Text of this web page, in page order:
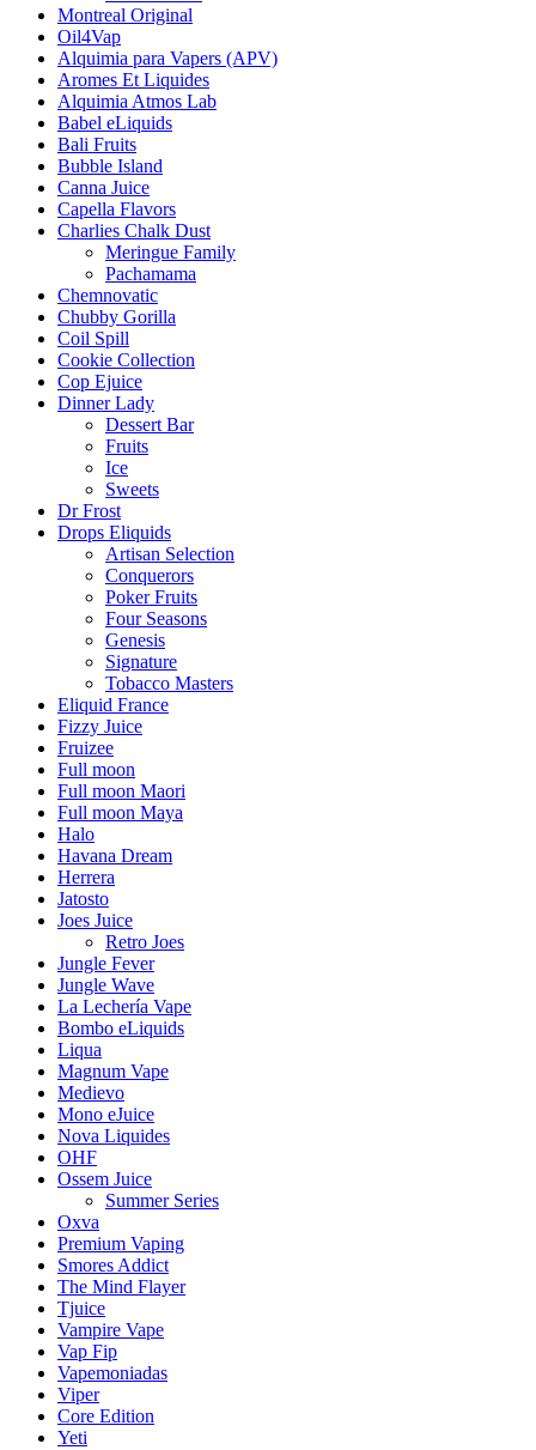
Montreal Original
Oil4Vap
Alquimia para Vapers (APV)
Aromes Et Liquides
Alquimia Atmos Lab
Babel eLiquids
Bali Fruits
Bubble Island
Canna Juice
Capella Flavors
Charlies Chalk Dust
Meringue Family
Pachamama
Chemnovatic
Chubby Gorilla
Coil Spill
Cookie Collection
Cop Ejuice
Dinner Lady
Dessert Bar
Fruits
Ice
Sweets
Dr Frost
Drops Eliquids
Artisan Selection
Conquerors
Poker Fruits
Four Seasons
Genesis
Signature
Tobacco Masters
Eliquid France
Fizzy Juice
Fruizee
Full moon
Full moon Maori
Full moon Maya
Halo
Havana Dream
Herrera
Jatosto
Joes Juice
Retro Joes
Jungle Fever
Jungle Wave
La Lechería Vape
Bombo eLiquids
Liqua
Magnum Vape
Medievo
Mono eJuice
Nova Liquides
OHF
Ossem Juice
Summer Series
Oxva
Premium Vaping
Smores Addict
The Mind Flayer
Tjuice
Vampire Vape
Vap Fip
Vapemoniadas
Viper
Core Edition
Yeti